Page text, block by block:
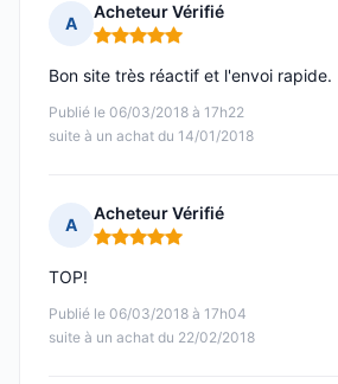
A
Acheteur Vérifié
Note : 5 sur 5
Publié le 06/03/2018 à 17h22
suite à un achat du 14/01/2018
Bon site très réactif et l'envoi rapide.
A
Acheteur Vérifié
Note : 5 sur 5
Publié le 06/03/2018 à 17h04
suite à un achat du 22/02/2018
TOP!